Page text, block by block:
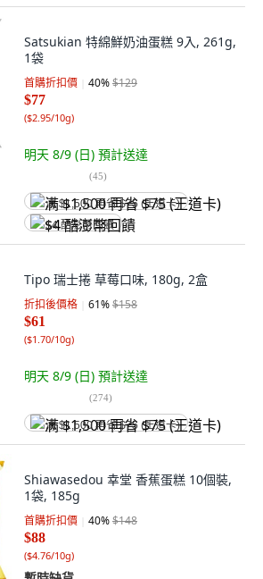
Satsukian 特綿鮮奶油蛋糕 9入, 261g,
1袋
首購折扣價 40%$129
$77
($2.95/10g)
明天 8/9 (日) 預計送達
(45)
满 $1,500 再省 $75 (王道卡)
$4 酷澎幣回饋
Tipo 瑞士捲 草莓口味, 180g, 2盒
折扣後價格 61%$158
$61
($1.70/10g)
明天 8/9 (日) 預計送達
(274)
满 $1,500 再省 $75 (王道卡)
Shiawasedou 幸堂 香蕉蛋糕 10個裝,
1袋, 185g
首購折扣價 40%$148
$88
($4.76/10g)